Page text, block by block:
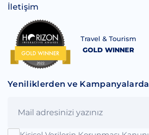
İletişim
Travel & Tourism
GOLD WINNER
Yeniliklerden ve